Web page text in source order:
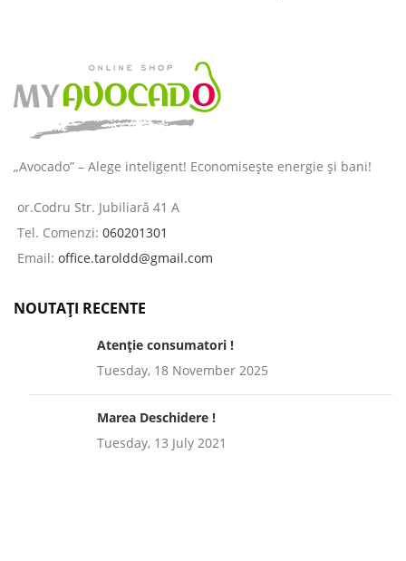
„Avocado” – Alege inteligent! Economisește energie și bani!
or.Codru Str. Jubiliară 41 A
Tel. Comenzi: 060201301
Email: office.taroldd@gmail.com
NOUTAȚI RECENTE
Atenție consumatori !
Tuesday, 18 November 2025
Marea Deschidere !
Tuesday, 13 July 2021